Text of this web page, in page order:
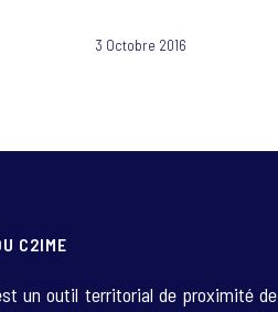
3 Octobre 2016
C2IME
un outil territorial de proximité de